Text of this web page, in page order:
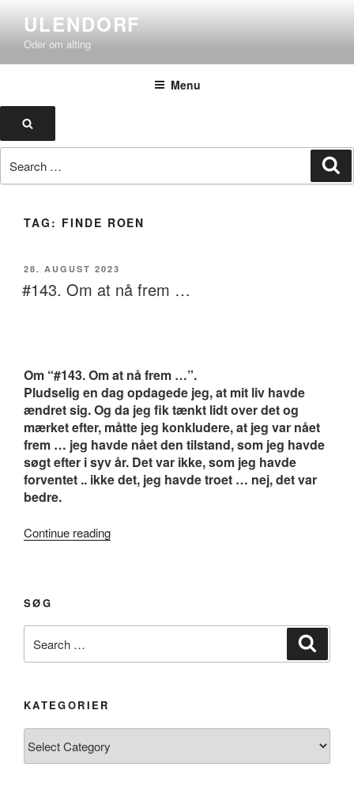
content
ULENDORF
Oder om alting
Menu
for:
TAG: FINDE ROEN
POSTED
ON
28. AUGUST 2023
#143. Om at nå frem …
Om “#143. Om at nå frem …”.
Pludselig en dag opdagede jeg, at mit liv havde
ændret sig. Og da jeg fik tænkt lidt over det og
mærket efter, måtte jeg konkludere, at jeg var nået
frem … jeg havde nået den tilstand, som jeg havde
søgt efter i syv år. Det var ikke, som jeg havde
forventet .. ikke det, jeg havde troet … nej, det var
bedre.
Continue reading“#143.
…”
SØG
for:
KATEGORIER